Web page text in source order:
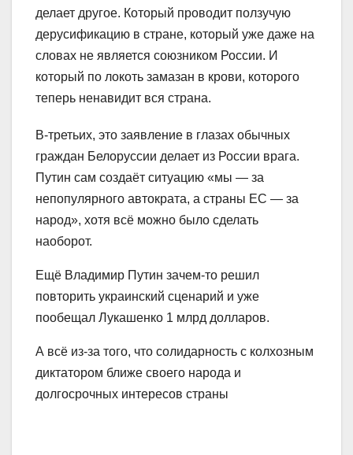
делает другое. Который проводит ползучую
дерусификацию в стране, который уже даже на
словах не является союзником России. И
который по локоть замазан в крови, которого
теперь ненавидит вся страна.
В-третьих, это заявление в глазах обычных
граждан Белоруссии делает из России врага.
Путин сам создаёт ситуацию «мы — за
непопулярного автократа, а страны ЕС — за
народ», хотя всё можно было сделать
наоборот.
Ещё Владимир Путин зачем-то решил
повторить украинский сценарий и уже
пообещал Лукашенко 1 млрд долларов.
А всё из-за того, что солидарность с колхозным
диктатором ближе своего народа и
долгосрочных интересов страны